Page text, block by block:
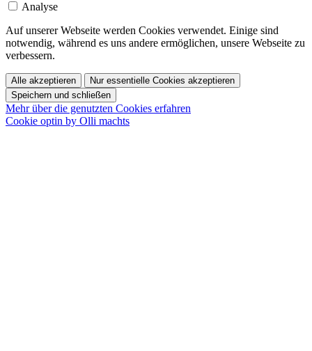
Analyse
Auf unserer Webseite werden Cookies verwendet. Einige sind
notwendig, während es uns andere ermöglichen, unsere Webseite zu
verbessern.
Alle akzeptieren
Nur essentielle Cookies akzeptieren
Speichern und schließen
Mehr über die genutzten Cookies erfahren
Cookie optin by Olli machts